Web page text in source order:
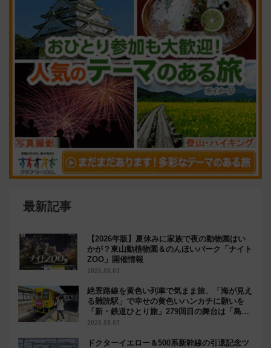
最新記事
【2026年版】夏休みに家族で夜の動物園はい
かが？東山動植物園＆のんほいパーク「ナイト
ZOO」開催情報
2026.08.07
絶景路線を黄色い列車で気まま旅、「海が見え
る難読駅」で幸せの黄色いハンカチに願いを
「新・鉄道ひとり旅」279回目の舞台は「島原
鉄道」
2026.08.07
ドクターイエロー＆500系新幹線の引退記念ツ